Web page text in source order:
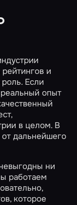
рейтингов и
Если
опыт
в целом. В
от дальнейшего
ни
работаем
которое